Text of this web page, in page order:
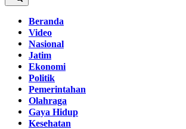
Beranda
Video
Nasional
Jatim
Ekonomi
Politik
Pemerintahan
Olahraga
Gaya Hidup
Kesehatan